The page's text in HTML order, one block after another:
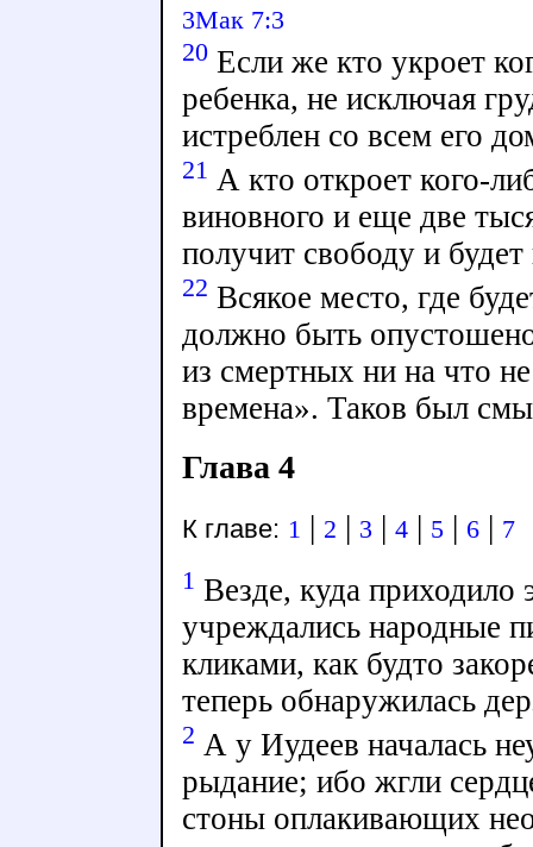
3Мак 7:3
20Если же кто укроет
ребенка, не исключая
истреблен со всем его
21 А кто откроет кого-
виновного и еще две
получит свободу и будет
22 Всякое место, где
должно быть
из смертных ни на что
времена». Таков был
Глава 4
К главе: 1 | 2 | 3 | 4| 5| 6| 7
1 Везде, куда приходило
учреждались народные
кликами, как будто
теперь обнаружилась
2 А у Иудеев началась
рыдание; ибо жгли
стоны оплакивающих